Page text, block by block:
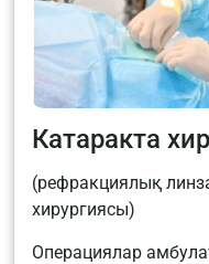
Катаракта
(рефракциялық
хирургиясы)
Операциялар